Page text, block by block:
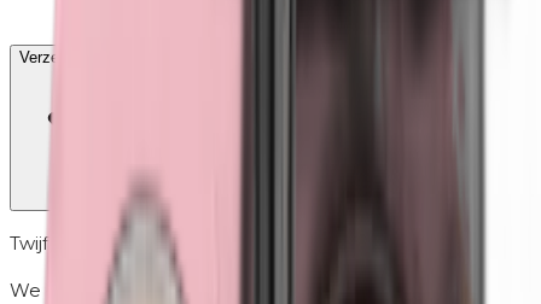
Verzending & retour
Twijfel je of dit veilig is voor jouw huid?
We controleren het persoonlijk voor je.